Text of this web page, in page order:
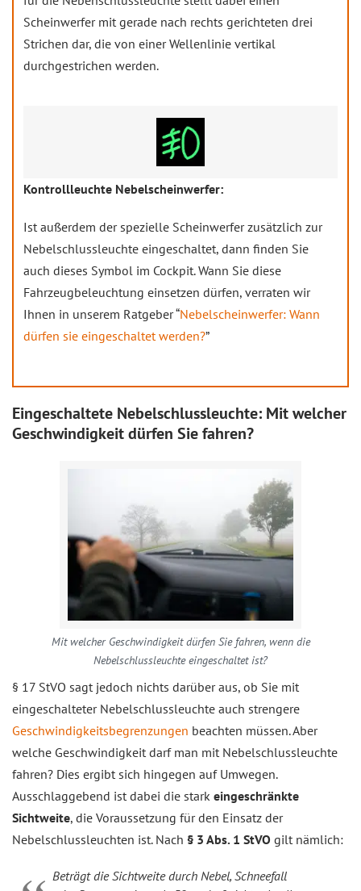
Scheinwerfer mit gerade nach rechts gerichteten drei
Strichen dar, die von einer Wellenlinie vertikal
durchgestrichen werden.
Kontrollleuchte Nebelscheinwerfer:
Ist außerdem der spezielle Scheinwerfer zusätzlich zur
Nebelschlussleuchte eingeschaltet, dann finden Sie
auch dieses Symbol im Cockpit. Wann Sie diese
Fahrzeugbeleuchtung einsetzen dürfen, verraten wir
Ihnen in unserem Ratgeber “Nebelscheinwerfer: Wann
dürfen sie eingeschaltet werden?”
Eingeschaltete Nebelschlussleuchte: Mit welcher
Geschwindigkeit dürfen Sie fahren?
Mit welcher Geschwindigkeit dürfen Sie fahren, wenn die
Nebelschlussleuchte eingeschaltet ist?
§ 17 StVO sagt jedoch nichts darüber aus, ob Sie mit
eingeschalteter Nebelschlussleuchte auch strengere
Geschwindigkeitsbegrenzungen beachten müssen. Aber
welche Geschwindigkeit darf man mit Nebelschlussleuchte
fahren? Dies ergibt sich hingegen auf Umwegen.
Ausschlaggebend ist dabei die stark eingeschränkte
Sichtweite, die Voraussetzung für den Einsatz der
Nebelschlussleuchten ist. Nach § 3 Abs. 1 StVO gilt nämlich:
Beträgt die Sichtweite durch Nebel, Schneefall